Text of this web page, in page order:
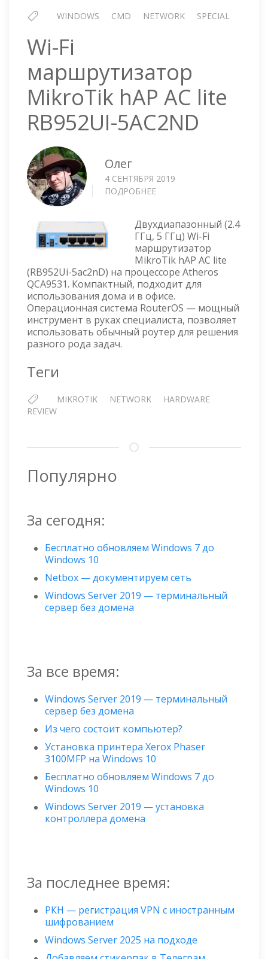
WINDOWS CMD NETWORK SPECIAL
Wi-Fi
маршрутизатор
MikroTik hAP AC lite
RB952UI-5AC2ND
Олег
4 СЕНТЯБРЯ 2019
ПОДРОБНЕЕ
МАРШРУТИЗАТОР
MIKROTIK
HAP
AC
LITE
RB952UI-
5AC2ND
Двухдиапазонный (2.4
ГГц, 5 ГГц) Wi-Fi
маршрутизатор
MikroTik hAP AC lite
(RB952Ui-5ac2nD) на процессоре Atheros
QCA9531. Компактный, подходит для
использования дома и в офисе.
Операционная система RouterOS — мощный
инструмент в руках специалиста, позволяет
использовать обычный роутер для решения
разного рода задач.
Теги
MIKROTIK NETWORK
HARDWARE
REVIEW
Популярно
За сегодня:
Бесплатно обновляем Windows 7 до
Windows 10
Netbox — документируем сеть
Windows Server 2019 — терминальный
сервер без домена
За все время:
Windows Server 2019 — терминальный
сервер без домена
Из чего состоит компьютер?
Установка принтера Xerox Phaser
3100MFP на Windows 10
Бесплатно обновляем Windows 7 до
Windows 10
Windows Server 2019 — установка
контроллера домена
За последнее время:
РКН — регистрация VPN с иностранным
шифрованием
Windows Server 2025 на подходе